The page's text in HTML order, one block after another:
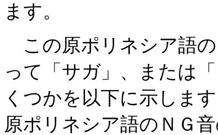
ます。
この原ポリネシア語
って「サガ」、または
くつかを以下に示しま
原ポリネシア語のＮＧ